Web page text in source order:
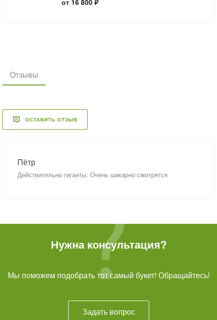
от 16 800 ₽
Отзывы
ОСТАВИТЬ ОТЗЫВ
Пётр
Действительно гиганты. Очень шикарно смотрятся
Нужна консультация?
Мы поможем подобрать тот самый букет! Обращайтесь!
Задать вопрос